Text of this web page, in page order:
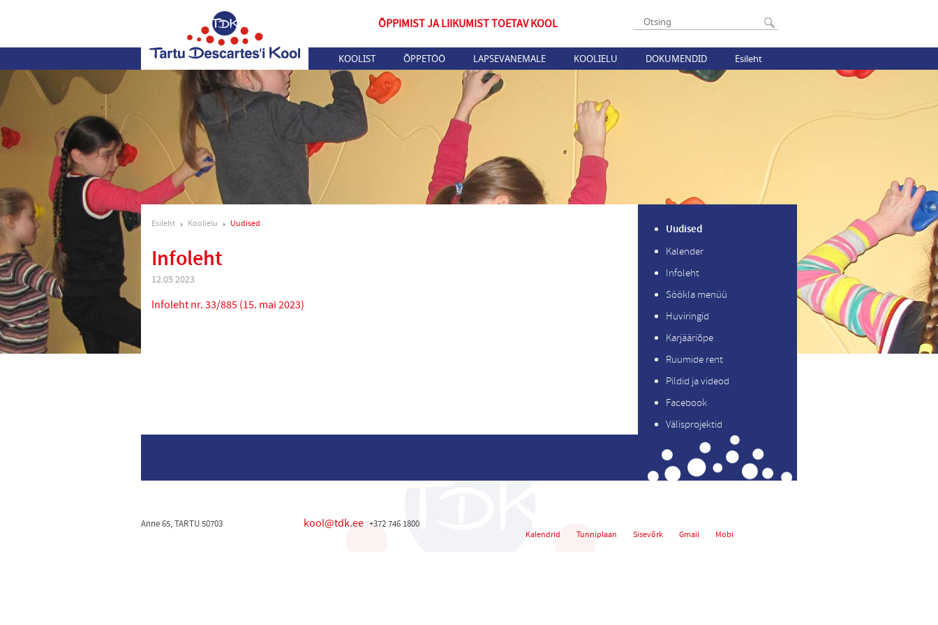
ÕPPIMIST JA LIIKUMIST TOETAV KOOL
KOOLIST ÕPPETÖÖ LAPSEVANEMALE KOOLIELU DOKUMENDID Esileht
Esileht Koolielu Uudised
Infoleht
12.05.2023
Infoleht nr. 33/885 (15. mai 2023)
Uudised
Kalender
Infoleht
Söökla menüü
Huviringid
Karjääriõpe
Ruumide rent
Pildid ja videod
Facebook
Välisprojektid
Kalendrid Tunniplaan Sisevõrk Gmail Mobi
Anne 65, TARTU 50703 kool@tdk.ee +372 746 1800